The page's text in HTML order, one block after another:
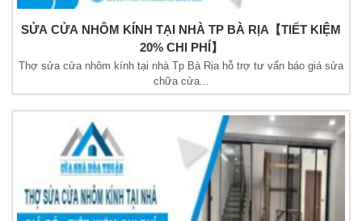
SỬA CỬA NHÔM KÍNH TẠI NHÀ TP BÀ RỊA【TIẾT KIỆM
20% CHI PHÍ】
Thợ sửa cửa nhôm kính tại nhà Tp Bà Rịa hỗ trợ tư vấn báo giá sửa
chữa cửa...